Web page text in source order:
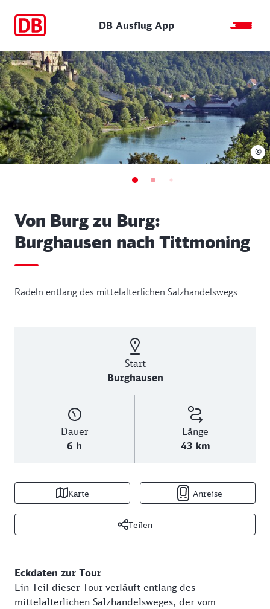
DB Ausflug App
Von Burg zu Burg:
Burghausen nach Tittmoning
Radeln entlang des mittelalterlichen Salzhandelswegs
Start
Burghausen
Dauer
6 h
Länge
43 km
Karte Anreise
Teilen
©
Eckdaten zur Tour
Ein Teil dieser Tour verläuft entlang des
mittelalterlichen Salzhandelsweges, der vom